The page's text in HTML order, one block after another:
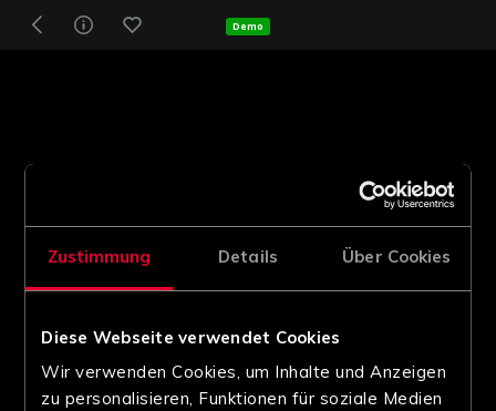
Zustimmung Details Über Cookies
Diese Webseite verwendet Cookies
Wir verwenden Cookies, um Inhalte und Anzeigen
zu personalisieren, Funktionen für soziale Medien
Demo